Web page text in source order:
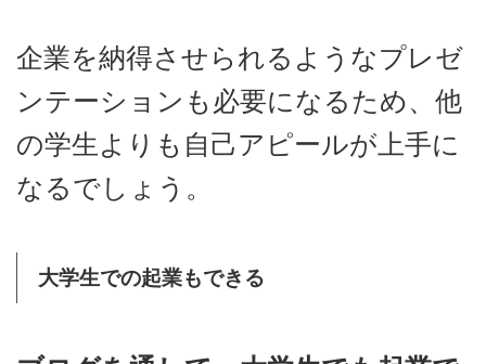
企業を納得させられるようなプレゼ
ンテーションも必要になるため、他
の学生よりも自己アピールが上手に
なるでしょう。
大学生での起業もできる